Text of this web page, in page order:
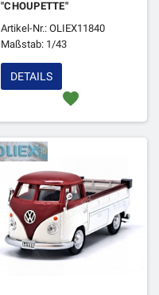
"CHOUPETTE"
Artikel-Nr.: OLIEX11840
Maßstab: 1/43
favorite
DETAILS